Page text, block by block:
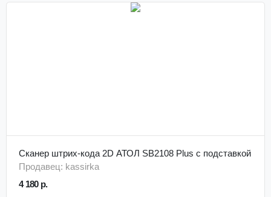
Сканер штрих-кода 2D АТОЛ SB2108 Plus с подставкой
Продавец: kassirka
4 180 р.